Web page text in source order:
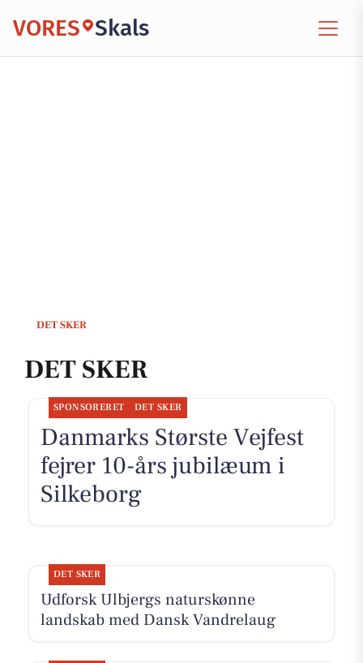
VORES Skals
DET SKER
DET SKER
SPONSORERET DET SKER
Danmarks Største Vejfest
fejrer 10-års jubilæum i
Silkeborg
DET SKER
Udforsk Ulbjergs naturskønne
landskab med Dansk Vandrelaug